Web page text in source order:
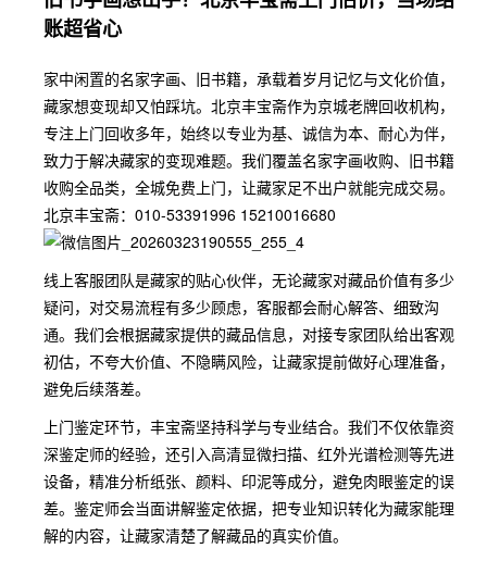
账超省心
家中闲置的名家字画、旧书籍，承载着岁月记忆与文化价值，
藏家想变现却又怕踩坑。北京丰宝斋作为京城老牌回收机构，
专注上门回收多年，始终以专业为基、诚信为本、耐心为伴，
致力于解决藏家的变现难题。我们覆盖名家字画收购、旧书籍
收购全品类，全城免费上门，让藏家足不出户就能完成交易。
北京丰宝斋：010-53391996 15210016680
线上客服团队是藏家的贴心伙伴，无论藏家对藏品价值有多少
疑问，对交易流程有多少顾虑，客服都会耐心解答、细致沟
通。我们会根据藏家提供的藏品信息，对接专家团队给出客观
初估，不夸大价值、不隐瞒风险，让藏家提前做好心理准备，
避免后续落差。
上门鉴定环节，丰宝斋坚持科学与专业结合。我们不仅依靠资
深鉴定师的经验，还引入高清显微扫描、红外光谱检测等先进
设备，精准分析纸张、颜料、印泥等成分，避免肉眼鉴定的误
差。鉴定师会当面讲解鉴定依据，把专业知识转化为藏家能理
解的内容，让藏家清楚了解藏品的真实价值。